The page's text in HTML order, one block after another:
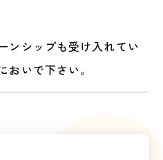
ンシップも受け入れてい
おいで下さい。